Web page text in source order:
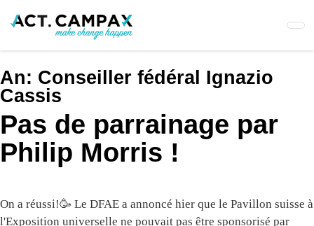
An: Conseiller fédéral Ignazio
Cassis
Pas de parrainage par
Philip Morris !
On a réussi!🥳 Le DFAE a annoncé hier que le Pavillon suisse à
l'Exposition universelle ne pouvait pas être sponsorisé par